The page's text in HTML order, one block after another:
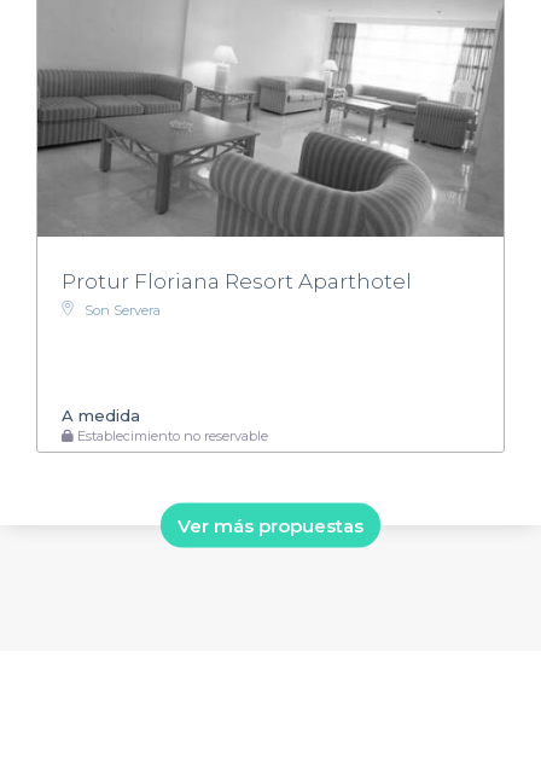
Protur Floriana Resort Aparthotel
Son Servera
A medida
Establecimiento no reservable
Ver más propuestas